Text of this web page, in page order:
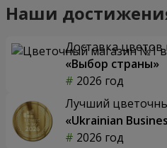
Наши
Доставка цветов
«Выбор страны»
2026 год
Лучший
«Ukrainian
2026 год